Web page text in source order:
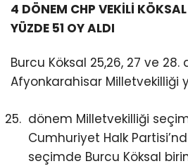
4 DÖNEM CHP VEKİLİ KÖKSAL
YÜZDE 51 OY ALDI
Burcu Köksal 25,26, 27 ve 28.
Afyonkarahisar Milletvekilliği
dönem Milletvekilliği
Cumhuriyet Halk
seçimde Burcu Köksal